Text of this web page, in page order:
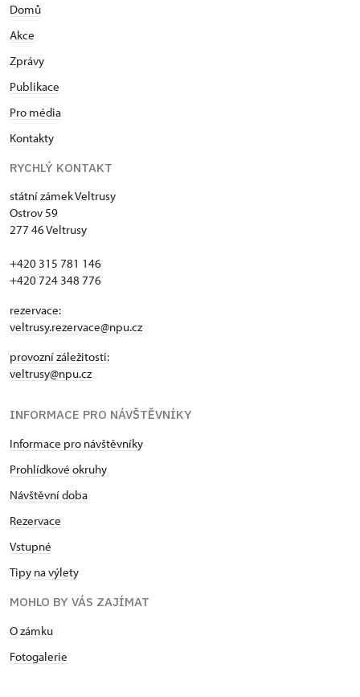
Domů
Akce
Zprávy
Publikace
Pro média
Kontakty
RYCHLÝ KONTAKT
státní zámek Veltrusy
Ostrov 59
277 46 Veltrusy
+420 315 781 146
+420 724 348 776
rezervace:
veltrusy.rezervace@npu.cz
provozní záležitosti:
veltrusy@npu.cz
INFORMACE PRO NÁVŠTĚVNÍKY
Informace pro návštěvníky
Prohlídkové okruhy
Návštěvní doba
Rezervace
Vstupné
Tipy na výlety
MOHLO BY VÁS ZAJÍMAT
O zámku
Fotogalerie